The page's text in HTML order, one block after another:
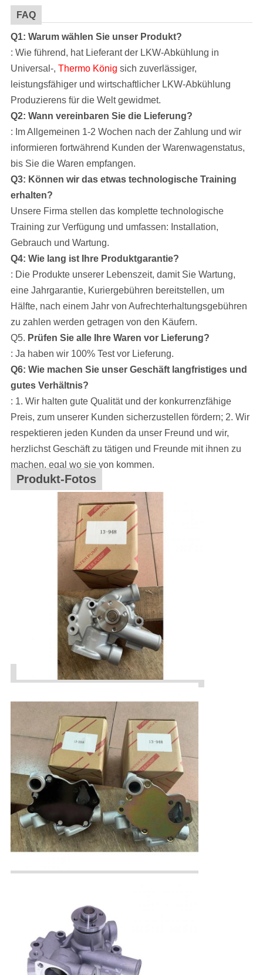
FAQ
Q1: Warum wählen Sie unser Produkt?
: Wie führend, hat Lieferant der LKW-Abkühlung in
Universal-, Thermo König sich zuverlässiger,
leistungsfähiger und wirtschaftlicher LKW-Abkühlung
Produzierens für die Welt gewidmet.
Q2: Wann vereinbaren Sie die Lieferung?
: Im Allgemeinen 1-2 Wochen nach der Zahlung und wir
informieren fortwährend Kunden der Warenwagenstatus,
bis Sie die Waren empfangen.
Q3: Können wir das etwas technologische Training
erhalten?
Unsere Firma stellen das komplette technologische
Training zurVerfügung und umfassen: Installation,
Gebrauch und Wartung.
Q4: Wie lang ist Ihre Produktgarantie?
: Die Produkte unserer Lebenszeit, damit Sie Wartung,
eine Jahrgarantie, Kuriergebühren bereitstellen, um
Hälfte, nach einem Jahr von Aufrechterhaltungsgebühren
zu zahlen werden getragen von den Käufern.
Q5. Prüfen Sie alle Ihre Waren vor Lieferung?
: Ja haben wir 100% Test vor Lieferung.
Q6: Wie machen Sie unser Geschäft langfristiges und
gutes Verhältnis?
: 1. Wir halten gute Qualität und der konkurrenzfähige
Preis, zum unserer Kunden sicherzustellen fördern; 2. Wir
respektieren jeden Kunden da unser Freund und wir,
herzlichst Geschäft zu tätigen und Freunde mit ihnen zu
machen, egal wo sie von kommen.
Produkt-Fotos